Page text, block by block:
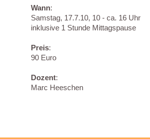
Wann:
Samstag, 17.7.10, 10 - ca. 16 Uhr
inklusive 1 Stunde Mittagspause
Preis:
90 Euro
Dozent:
Marc Heeschen